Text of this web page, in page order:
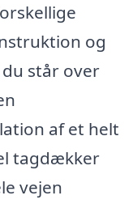
og
står over
af et helt
tagdækker
vejen